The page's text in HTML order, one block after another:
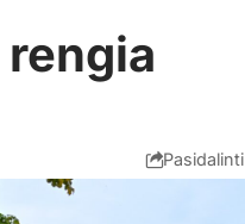
Pasidalinti